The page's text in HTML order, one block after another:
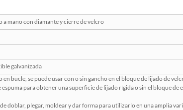
a mano con diamante y cierre de velcro
galvanizada
en bucle, se puede usar con o sin gancho en el bloque de lijado de
espuma para obtener una superficie de lijado rígida o sin el bloque de
doblar, plegar, moldear y dar forma para utilizarlo en una amplia